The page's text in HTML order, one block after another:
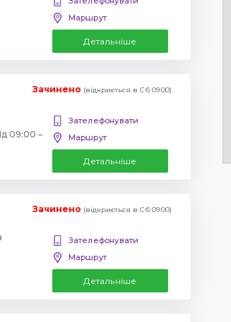
Маршрут
Детальніше
Зачинено (відкриється в Сб 09:00)
09:00 –
Зателефонувати
Маршрут
Детальніше
Зачинено (відкриється в Сб 09:00)
Зателефонувати
Маршрут
Детальніше